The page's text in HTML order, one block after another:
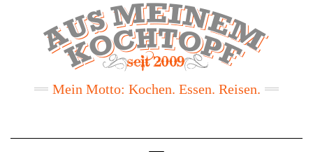
Mein Motto: Kochen. Essen. Reisen.